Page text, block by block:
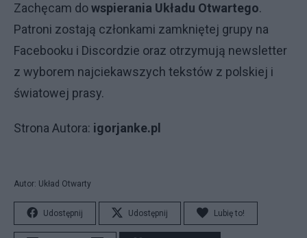
Zachęcam dowspierania Układu Otwartego.
Patroni zostają członkami zamkniętej grupy na
Facebooku i Discordzie oraz otrzymują newsletter
z wyborem najciekawszych tekstów z polskiej i
światowej prasy.
Strona Autora: igorjanke.pl
Autor: Układ Otwarty
Udostępnij Udostępnij Lubię to!